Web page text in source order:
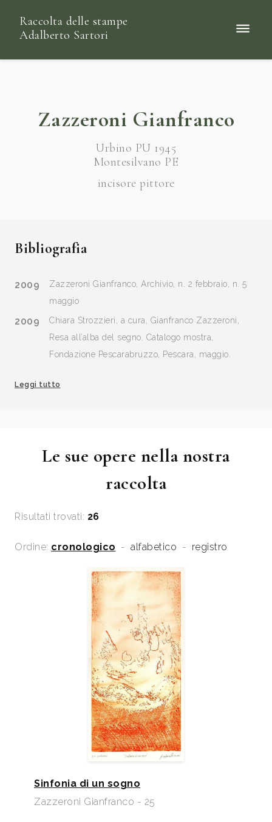
Raccolta delle stampe
Adalberto Sartori
Zazzeroni Gianfranco
Urbino PU 1945
Montesilvano PE
incisore pittore
Bibliografia
2009
Zazzeroni Gianfranco, Archivio, n. 2 febbraio, n. 5
maggio
2009
Chiara Strozzieri, a cura, Gianfranco Zazzeroni,
Resa all’alba del segno. Catalogo mostra,
Fondazione Pescarabruzzo, Pescara, maggio.
urbinate, catalogo mostra, ad vocem.
Vienna, Isituto Italiano di Cultura, 7 - 30. giugno.
Notizie incise, Mantova, Archivio, n. 7 settembre, p.
2015 Notizie Incise, Mantova, Archivio, n. 8 ottobre, p. 36.
Catalogo Sartori d’Arte Moderna E Contemporanea
2015, a cura di Arianna Sartori, Mantova, Archivio
Sartori Editore, p. 221
Catalogo Sartori d’Arte Moderna E Contemporanea
2018, a cura di Arianna Sartori, Mantova, Archivio
Sartori Editore, p. 253
Leggi tutto
Le sue opere nella nostra
raccolta
Risultati trovati: 26
Ordine: cronologico - alfabetico - registro
Sinfonia di un sogno
Zazzeroni Gianfranco - 25